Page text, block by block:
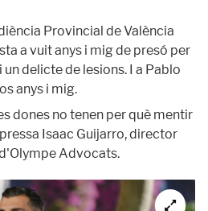
Provincial de València
a vuit anys i mig de presó per
un delicte de lesions. I a Pablo
anys i mig.
dones no tenen per què mentir
Isaac Guijarro, director
Advocats.